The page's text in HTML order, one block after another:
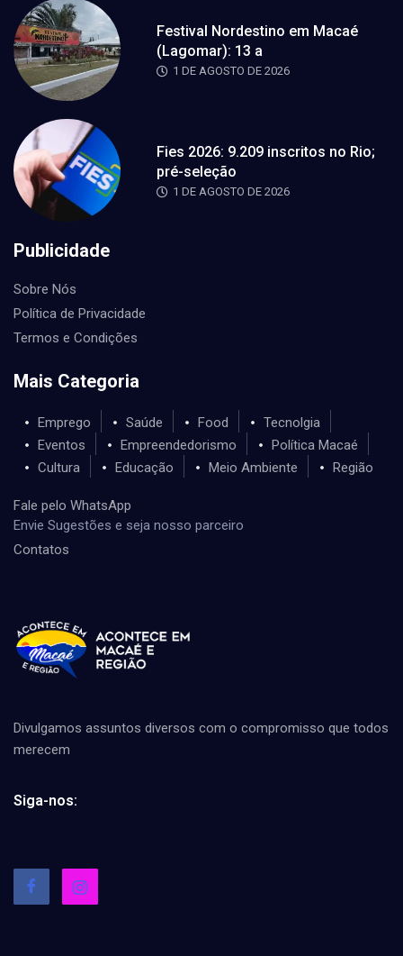
Festival Nordestino em Macaé
(Lagomar): 13 a
1 DE AGOSTO DE 2026
Fies 2026: 9.209 inscritos no Rio;
pré-seleção
1 DE AGOSTO DE 2026
Publicidade
Sobre Nós
Política de Privacidade
Termos e Condições
Mais Categoria
Emprego Saúde Food
Tecnolgia
Eventos
Empreendedorismo
Política Macaé
Cultura
Educação Meio Ambiente Região
Fale pelo WhatsApp
Envie Sugestões e seja nosso parceiro
Contatos
Divulgamos assuntos diversos com o compromisso que todos
merecem
Siga-nos: